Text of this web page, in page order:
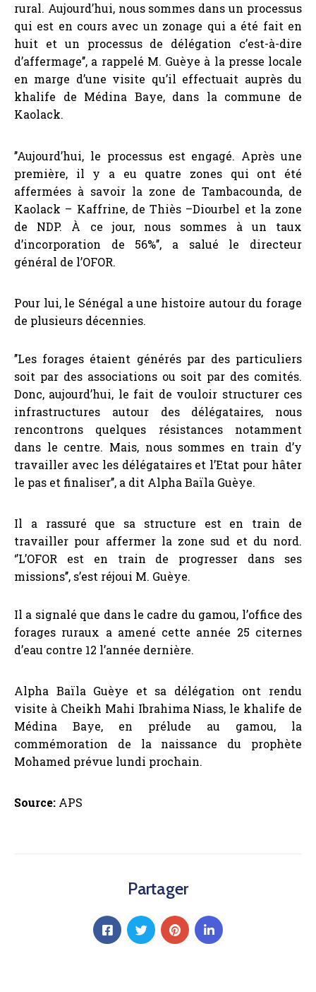
rural. Aujourd’hui, nous sommes dans un processus
qui est en cours avec un zonage qui a été fait en
huit et un processus de délégation c’est-à-dire
d’affermage’’, a rappelé M. Guèye à la presse locale
en marge d’une visite qu’il effectuait auprès du
khalife de Médina Baye, dans la commune de
Kaolack.
’’Aujourd’hui, le processus est engagé. Après une
première, il y a eu quatre zones qui ont été
affermées à savoir la zone de Tambacounda, de
Kaolack – Kaffrine, de Thiès –Diourbel et la zone
de NDP. À ce jour, nous sommes à un taux
d’incorporation de 56%’’, a salué le directeur
général de l’OFOR.
Pour lui, le Sénégal a une histoire autour du forage
de plusieurs décennies.
’’Les forages étaient générés par des particuliers
soit par des associations ou soit par des comités.
Donc, aujourd’hui, le fait de vouloir structurer ces
infrastructures autour des délégataires, nous
rencontrons quelques résistances notamment
dans le centre. Mais, nous sommes en train d’y
travailler avec les délégataires et l’Etat pour hâter
le pas et finaliser’’, a dit Alpha Baïla Guèye.
Il a rassuré que sa structure est en train de
travailler pour affermer la zone sud et du nord.
‘’L’OFOR est en train de progresser dans ses
missions’’, s’est réjoui M. Guèye.
Il a signalé que dans le cadre du gamou, l’office des
forages ruraux a amené cette année 25 citernes
d’eau contre 12 l’année dernière.
Alpha Baïla Guèye et sa délégation ont rendu
visite à Cheikh Mahi Ibrahima Niass, le khalife de
Médina Baye, en prélude au gamou, la
commémoration de la naissance du prophète
Mohamed prévue lundi prochain.
Source: APS
Partager